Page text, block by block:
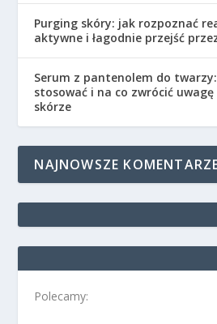
Purging skóry: jak rozpoznać
aktywne i łagodnie przejść
Serum z pantenolem do
stosować i na co zwrócić
skórze
NAJNOWSZE
Polecamy: